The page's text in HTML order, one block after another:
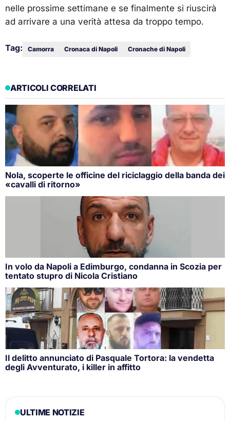
nelle prossime settimane e se finalmente si riuscirà
ad arrivare a una verità attesa da troppo tempo.
Tag: Camorra Cronaca di Napoli Cronache di Napoli
ARTICOLI CORRELATI
Nola, scoperte le officine del riciclaggio della banda dei
«cavalli di ritorno»
In volo da Napoli a Edimburgo, condanna in Scozia per
tentato stupro di Nicola Cristiano
Il delitto annunciato di Pasquale Tortora: la vendetta
degli Avventurato, i killer in affitto
ULTIME NOTIZIE